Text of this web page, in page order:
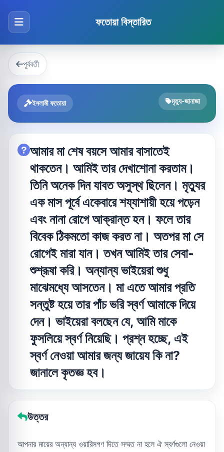
ফতোয়া বিস্তারিত
পূর্ববর্তী
ইসলামী ফতোয়া মৃত্যু-জানাজা
আমার মা শেষ বয়সে আমার বাসাতেই
থাকতেন। আমিই তার দেখাশোনা করতাম।
তিনি অনেক দিন যাবত অসুস্থ ছিলেন। মৃত্যুর
এক মাস পূর্বে একেবারে শয্যাশায়ী হয়ে পড়েন
এবং নানা রোগে আক্রান্ত হন। ফলে তার
বিবেক ঠিকমতো কাজ করত না। অতপর মা সে
রোগেই মারা যান। তখন আমিই তার সেবা-
শুশ্রূষা করি। অন্যান্য ভাইয়েরা শুধু
মাঝেমধ্যে আসতেন। মা এতে আমার প্রতি
সন্তুষ্ট হয়ে তার পাঁচ ভরি স্বর্ণ আমাকে দিয়ে
দেন। ভাইয়েরা বলছেন যে, আমি মাকে
ফুসলিয়ে স্বর্ণ নিয়েছি। প্রশ্ন হচ্ছে, এই
স্বর্ণ নেওয়া আমার জন্য জায়েয কি না?
জানালে কৃতজ্ঞ হব।
উত্তর
আপনার মায়ের অন্যান্য ওয়ারিসগণ দিতে সম্মত না হলে ঐ স্বর্ণগুলো নেওয়া